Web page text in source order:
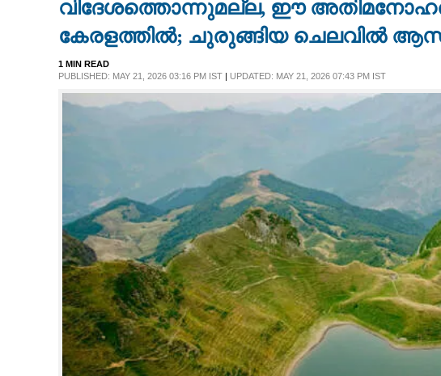
NEWS 360
CASE DIARY
LIFESTYLE
SPIRITUAL
വിദേശത്തൊന്നുമല്ല, ഈ
കേരളത്തിൽ; ചുരുങ്ങിയ ചെലവിൽ
1 MIN READ
PUBLISHED: MAY 21, 2026 03:16 PM IST| UPDATED: MAY 21, 2026 07:43 PM IST